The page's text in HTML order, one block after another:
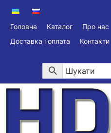
Головна Каталог Про нас
Доставка і оплата
Контакти